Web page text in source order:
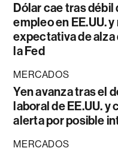
Dólar cae tras débil
empleo en EE.UU.
expectativa de alza
la Fed
MERCADOS
Yen avanza tras el
laboral de EE.UU. y
alerta por posible
MERCADOS